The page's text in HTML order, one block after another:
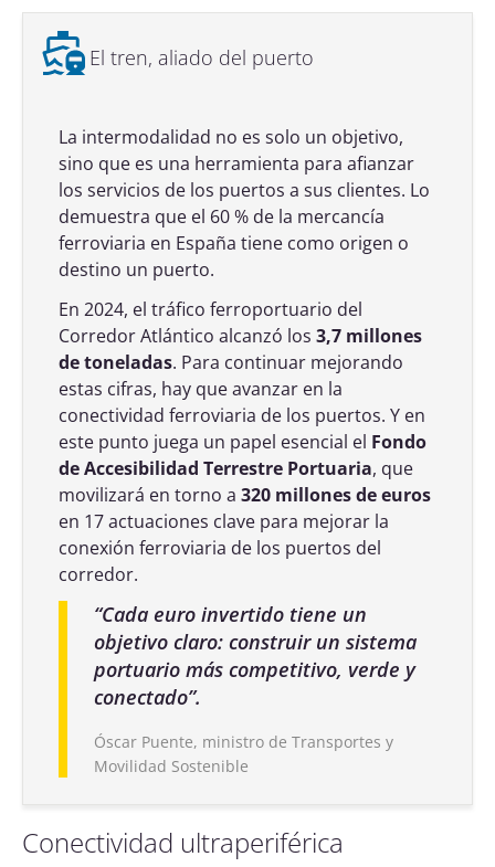
El tren, aliado del puerto
La intermodalidad no es solo un objetivo,
sino que es una herramienta para afianzar
los servicios de los puertos a sus clientes. Lo
demuestra que el 60 % de la mercancía
ferroviaria en España tiene como origen o
destino un puerto.
En 2024, el tráfico ferroportuario del
Corredor Atlántico alcanzó los 3,7 millones
de toneladas. Para continuar mejorando
estas cifras, hay que avanzar en la
conectividad ferroviaria de los puertos. Y en
este punto juega un papel esencial el Fondo
de Accesibilidad Terrestre Portuaria, que
movilizará en torno a 320 millones de euros
en 17 actuaciones clave para mejorar la
conexión ferroviaria de los puertos del
corredor.
“Cada euro invertido tiene un
objetivo claro: construir un sistema
portuario más competitivo, verde y
conectado”.
Óscar Puente, ministro de Transportes y
Movilidad Sostenible
Conectividad ultraperiférica